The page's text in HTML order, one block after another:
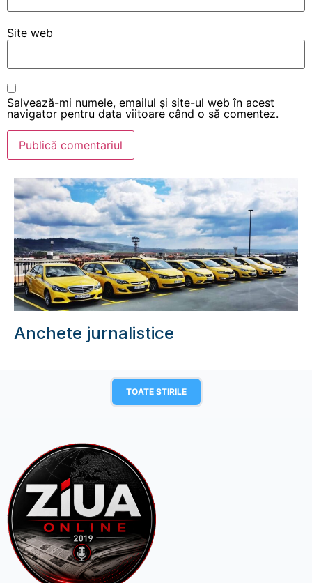
Site web
Salvează-mi numele, emailul și site-ul web în acest
navigator pentru data viitoare când o să comentez.
Anchete jurnalistice
TOATE STIRILE